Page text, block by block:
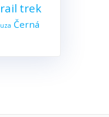
trek
Černá